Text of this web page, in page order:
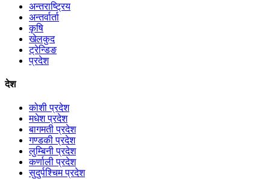
अन्तराष्ट्रिय
अन्तर्वार्ता
कृषि
खेलकुद
ट्रेन्डिङ
प्रदेश
देश
कोशी प्रदेश
मधेश प्रदेश
बागमती प्रदेश
गण्डकी प्रदेश
लुम्बिनी प्रदेश
कर्णाली प्रदेश
सुदुर्पश्चिम प्रदेश